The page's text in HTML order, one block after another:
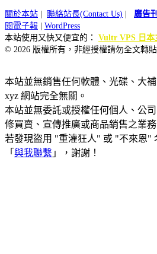
關於本站 聯絡站長(Contact Us) 廣告
閱電子報
WordPress
本站使用又快又便宜的： Vultr VPS 日本
© 2026 版權所有，非經授權請勿全文轉貼
本站並無銷售任何軟體、光碟、大
xyz 網站完全無關。
本站並無委託或授權任何個人、公
修買賣、宣傳推廣或商品銷售之業務
若發現盜用 "重灌狂人" 或 "不來恩"
「 與我聯繫 」，謝謝！